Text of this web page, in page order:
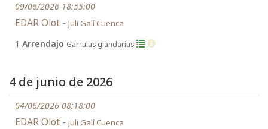
09/06/2026 18:55:00
EDAR Olot - Juli Galí Cuenca
1 Arrendajo Garrulus glandarius
4 de junio de 2026
04/06/2026 08:18:00
EDAR Olot - Juli Galí Cuenca